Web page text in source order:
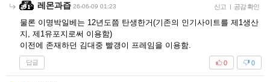
레몬과즙 26-06-09 01:23 신고 | 공감 확인
물론 이명박일베는 12년도쯤 탄생한거(기존의 인기사이트를 제1생산
지, 제1유포지로써 이용함)
이전에 존재하던 김대중 빨갱이 프레임을 이용함.
답글 0
0